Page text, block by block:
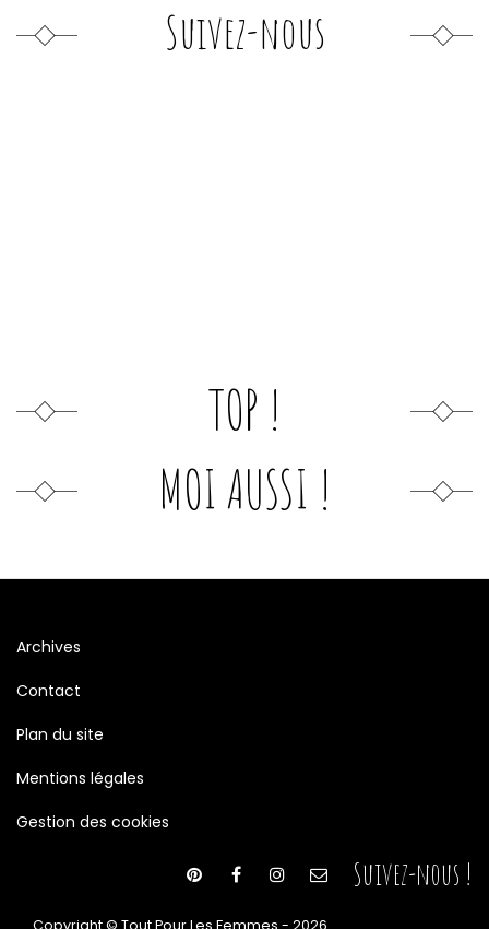
Suivez-nous
TOP !
MOI AUSSI !
Archives
Contact
Plan du site
Mentions légales
Gestion des cookies
Suivez-nous !
Copyright © Tout Pour Les Femmes - 2026